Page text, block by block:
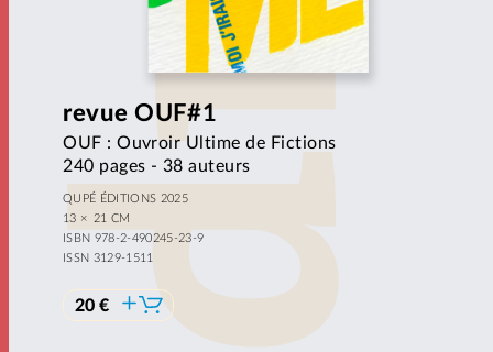
revueOUF#1
OUF : Ouvroir Ultime de Fictions
240 pages - 38 auteurs
QUPÉ ÉDITIONS 2025
13 × 21 CM
ISBN 978-2-490245-23-9
ISSN 3129-1511
20 €